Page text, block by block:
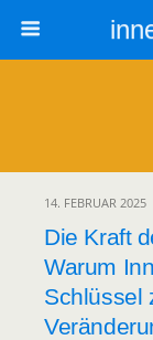
14. FEBRUAR 2025
Die Kraft
Warum
Schlüssel